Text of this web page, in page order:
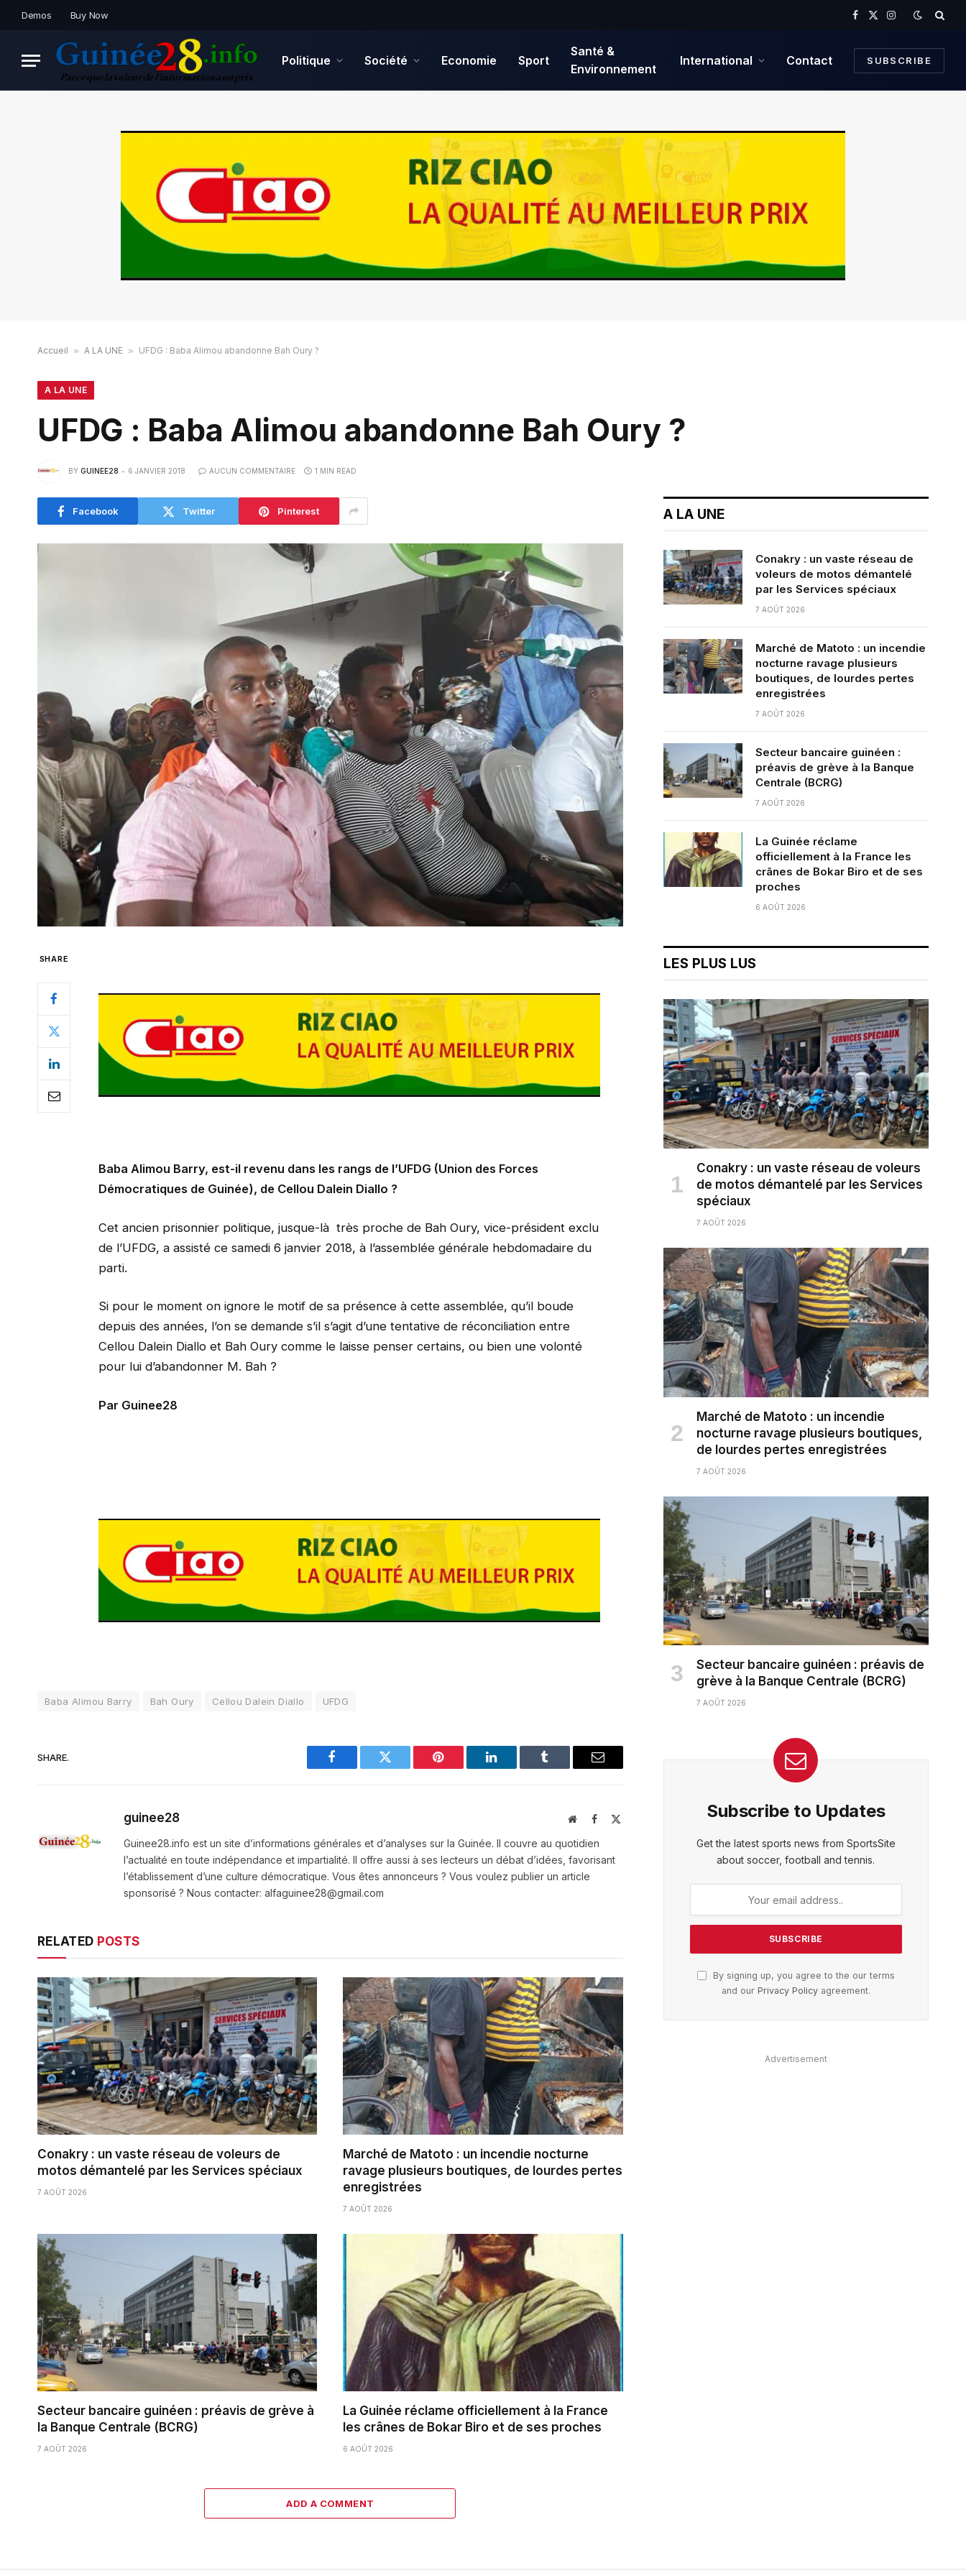
Demos Buy Now
Facebook
X
Instagram
Politique Société Economie Sport
Santé &
Environnement
International Contact SUBSCRIBE
Accueil » A LA UNE » UFDG : Baba Alimou abandonne Bah Oury ?
A LA UNE
UFDG : Baba Alimou abandonne Bah Oury ?
BY GUINEE28 6 JANVIER 2018 AUCUN COMMENTAIRE 1 MIN READ
Facebook Twitter Pinterest
SHARE
Baba Alimou Barry, est-il revenu dans les rangs de l’UFDG (Union des Forces
Démocratiques de Guinée), de Cellou Dalein Diallo ?
Cet ancien prisonnier politique, jusque-là très proche de Bah Oury, vice-président exclu
de l’UFDG, a assisté ce samedi 6 janvier 2018, à l’assemblée générale hebdomadaire du
parti.
Si pour le moment on ignore le motif de sa présence à cette assemblée, qu’il boude
depuis des années, l’on se demande s’il s’agit d’une tentative de réconciliation entre
Cellou Dalein Diallo et Bah Oury comme le laisse penser certains, ou bien une volonté
pour lui d’abandonner M. Bah ?
Par Guinee28
Baba Alimou Barry Bah Oury Cellou Dalein Diallo UFDG
SHARE.
Facebook Twitter Pinterest LinkedIn Tumblr Email
guinee28 WebsiteFacebook
X
Guinee28.info est un site d’informations générales et d’analyses sur la Guinée. Il couvre au quotidien
l’actualité en toute indépendance et impartialité. Il offre aussi à ses lecteurs un débat d’idées, favorisant
l’établissement d’une culture démocratique. Vous êtes annonceurs ? Vous voulez publier un article
sponsorisé ? Nous contacter: alfaguinee28@gmail.com
RELATED POSTS
Conakry : un vaste réseau de voleurs de
motos démantelé par les Services spéciaux
7 AOÛT 2026
Marché de Matoto : un incendie nocturne
ravage plusieurs boutiques, de lourdes pertes
enregistrées
7 AOÛT 2026
Secteur bancaire guinéen : préavis de grève à
la Banque Centrale (BCRG)
7 AOÛT 2026
La Guinée réclame officiellement à la France
les crânes de Bokar Biro et de ses proches
6 AOÛT 2026
ADD A COMMENT
A LA UNE
Conakry : un vaste réseau de
voleurs de motos démantelé
par les Services spéciaux
7 AOÛT 2026
Marché de Matoto : un incendie
nocturne ravage plusieurs
boutiques, de lourdes pertes
enregistrées
7 AOÛT 2026
Secteur bancaire guinéen :
préavis de grève à la Banque
Centrale (BCRG)
7 AOÛT 2026
La Guinée réclame
officiellement à la France les
crânes de Bokar Biro et de ses
proches
6 AOÛT 2026
LES PLUS LUS
Conakry : un vaste réseau de voleurs
de motos démantelé par les Services
spéciaux
7 AOÛT 2026
Marché de Matoto : un incendie
nocturne ravage plusieurs boutiques,
de lourdes pertes enregistrées
7 AOÛT 2026
Secteur bancaire guinéen : préavis de
grève à la Banque Centrale (BCRG)
7 AOÛT 2026
Subscribe to Updates
Get the latest sports news from SportsSite
about soccer, football and tennis.
By signing up, you agree to the our terms
and our Privacy Policyagreement.
Advertisement